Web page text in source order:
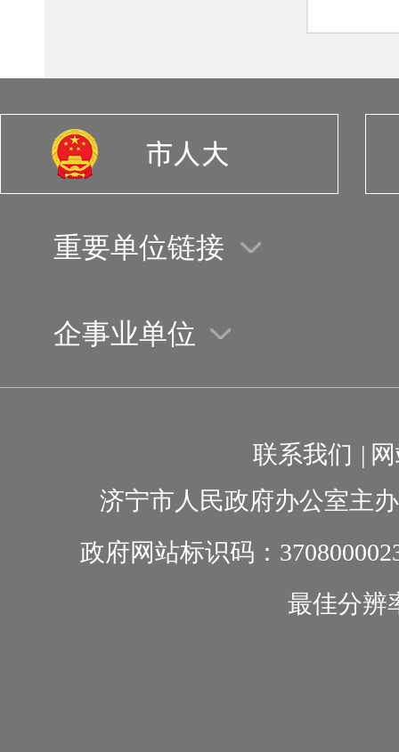
重要单位链接
企事业单位
联系我们 |
济宁市人民政府办公室主
政府网站标识码：
最佳分辨